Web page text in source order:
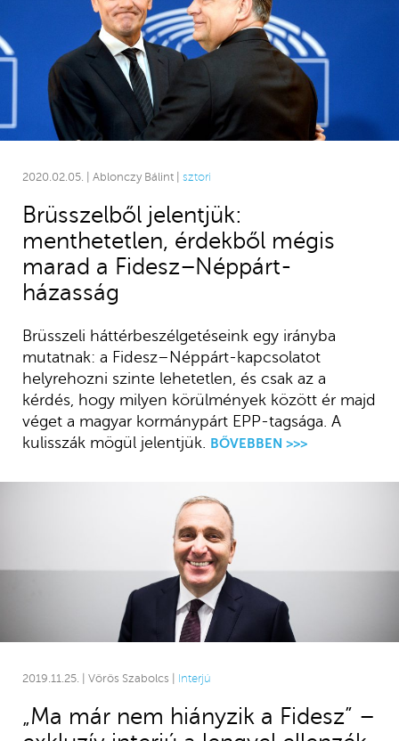
2020.02.05. | Ablonczy Bálint | sztori
Brüsszelből jelentjük:
menthetetlen, érdekből mégis
marad a Fidesz–Néppárt-
házasság
Brüsszeli háttérbeszélgetéseink egy irányba
mutatnak: a Fidesz–Néppárt-kapcsolatot
helyrehozni szinte lehetetlen, és csak az a
kérdés, hogy milyen körülmények között ér majd
véget a magyar kormánypárt EPP-tagsága. A
kulisszák mögül jelentjük. BŐVEBBEN >>>
2019.11.25. | Vörös Szabolcs | Interjú
„Ma már nem hiányzik a Fidesz” –